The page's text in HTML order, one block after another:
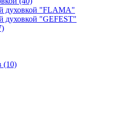
духовкой "FLAMA"
духовкой "GEFEST"
(10)